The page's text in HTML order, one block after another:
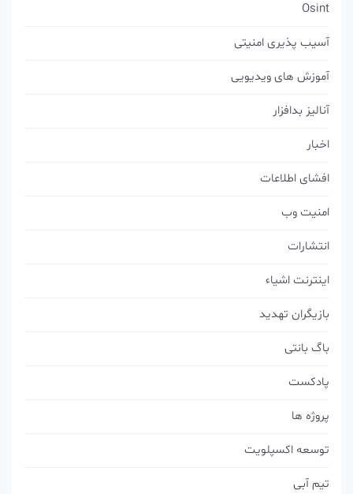
Osint
آسیب پذیری امنیتی
آموزش های ویدیویی
آنالیز بدافزار
افشای اطلاعات
امنیت وب
انتشارات
اینترنت اشیاء
بازیگران تهدید
باگ بانتی
پادکست
پروژه ها
توسعه اکسپلویت
تیم آبی